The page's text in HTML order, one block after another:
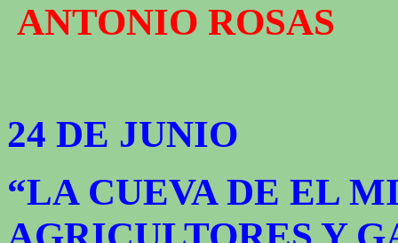
ANTONIO ROSAS
24 DE JUNIO
“LA CUEVA DE EL